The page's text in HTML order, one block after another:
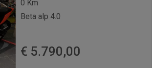
0 Km
Beta alp 4.0
€ 5.790,00